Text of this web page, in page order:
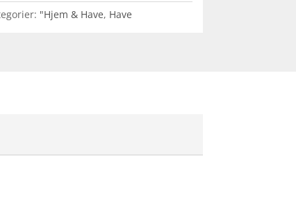
"Hjem & Have, Have